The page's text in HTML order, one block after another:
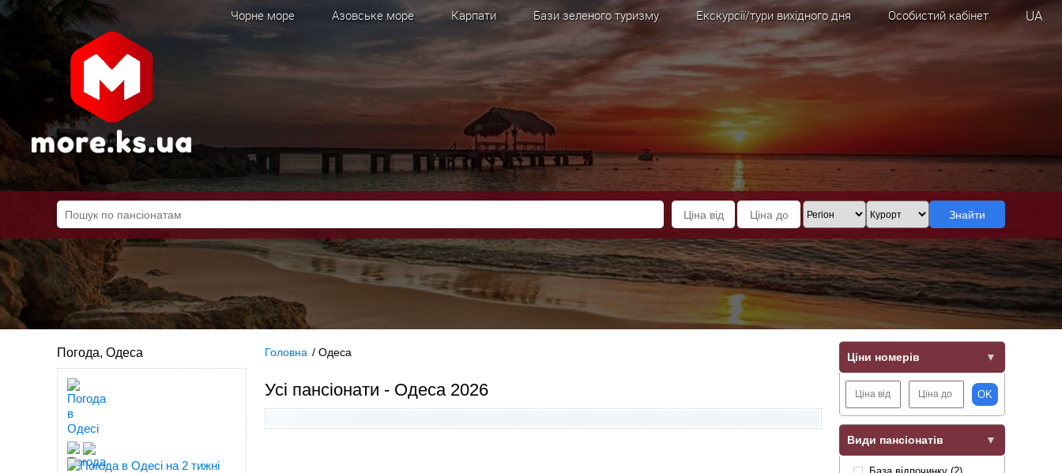
Чорне море Азовське море Карпати Бази зеленого туризму Екскурсії/тури вихідного дня Особистий кабінет UA
Знайти
Ціни номерів
OK
Види пансіонатів
Головна / Одеса
Усі пансіонати - Одеса 2026
Погода, Одеса